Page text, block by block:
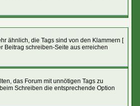
ähnlich, die Tags sind von den Klammern [
Beitrag schreiben-Seite aus erreichen
das Forum mit unnötigen Tags zu
Schreiben die entsprechende Option